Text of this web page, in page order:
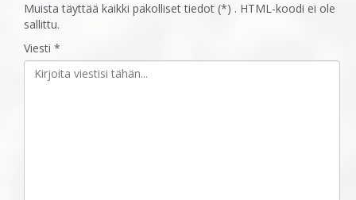
Muista täyttää kaikki pakolliset tiedot (*) . HTML-koodi ei ole
sallittu.
Viesti *